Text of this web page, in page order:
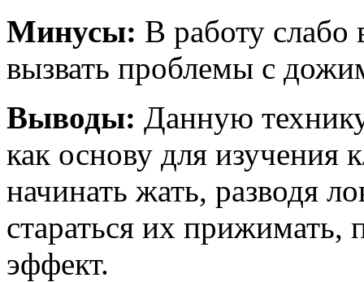
Минусы: В работу
вызвать проблемы с
Выводы: Данную
как основу для изучения
начинать жать, разводя
стараться их прижимать,
эффект.